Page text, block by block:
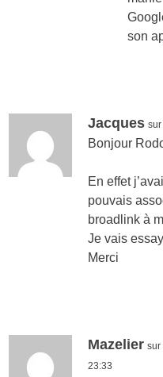
son
Jacques
Bonjour
En effet
pouvais
broadlink à
Je vais
Merci
Mazelier sur
23:33